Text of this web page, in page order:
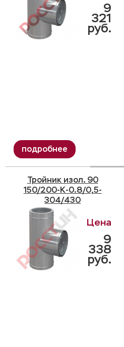
9
321
руб.
Тройник изол. 90
150/200-K-0.8/0,5-
304/430
9
338
руб.